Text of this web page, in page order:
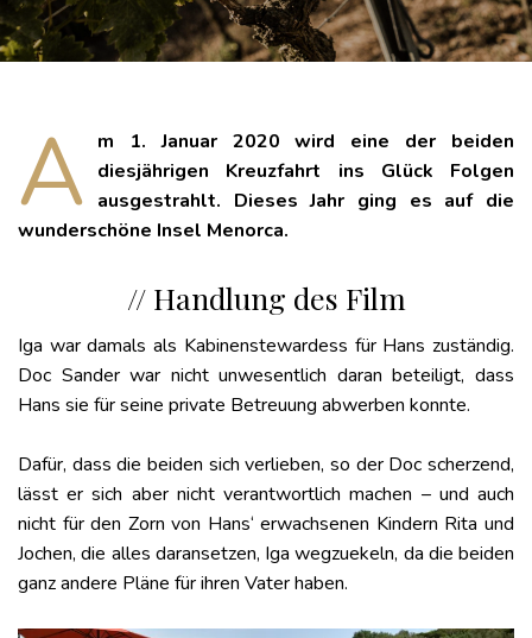
A m 1. Januar 2020 wird eine der beiden
diesjährigen Kreuzfahrt ins Glück Folgen
ausgestrahlt. Dieses Jahr ging es auf die
wunderschöne Insel Menorca.
// Handlung des Film
Iga war damals als Kabinenstewardess für Hans zuständig.
Doc Sander war nicht unwesentlich daran beteiligt, dass
Hans sie für seine private Betreuung abwerben konnte.
Dafür, dass die beiden sich verlieben, so der Doc scherzend,
lässt er sich aber nicht verantwortlich machen – und auch
nicht für den Zorn von Hans‘ erwachsenen Kindern Rita und
Jochen, die alles daransetzen, Iga wegzuekeln, da die beiden
ganz andere Pläne für ihren Vater haben.